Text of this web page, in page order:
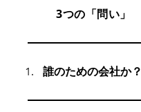
3つの「問い」
1. 誰のための会社か？